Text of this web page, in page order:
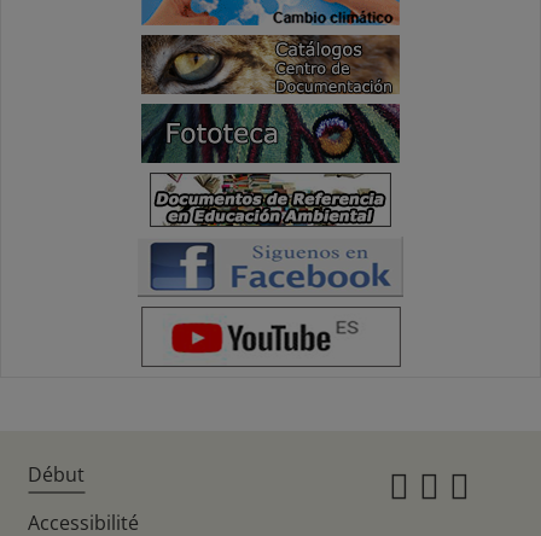
Début
Accessibilité